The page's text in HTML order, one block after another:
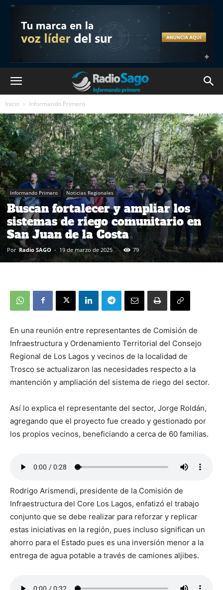
Inicio Informando Primero
Informando Primero Noticias Regionales
Buscan fortalecer y ampliar los
sistemas de riego comunitario en
San Juan de la Costa
Por Radio SAGO - 19 de marzo de 2025 79
En una reunión entre representantes de Comisión de
Infraestructura y Ordenamiento Territorial del Consejo
Regional de Los Lagos y vecinos de la localidad de
Trosco se actualizaron las necesidades respecto a la
mantención y ampliación del sistema de riego del sector.
Así lo explica el representante del sector, Jorge Roldán,
agregando que el proyecto fue creado y gestionado por
los propios vecinos, beneficiando a cerca de 60 familias.
Rodrigo Arismendi, presidente de la Comisión de
Infraestructura del Core Los Lagos, enfatizó el trabajo
conjunto que se debe realizar para reforzar y replicar
estas iniciativas en la región, pues incluso significan un
ahorro para el Estado pues es una inversión menor a la
entrega de agua potable a través de camiones aljibes.